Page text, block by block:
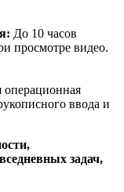
До 10 часов
просмотре видео.
ввода и
задач,